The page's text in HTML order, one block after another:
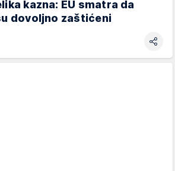
kazna: EU smatra da
dovoljno zaštićeni